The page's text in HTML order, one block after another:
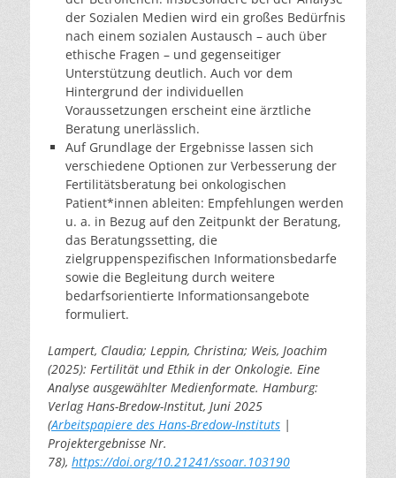
der Sozialen Medien wird ein großes Bedürfnis
nach einem sozialen Austausch – auch über
ethische Fragen – und gegenseitiger
Unterstützung deutlich. Auch vor dem
Hintergrund der individuellen
Voraussetzungen erscheint eine ärztliche
Beratung unerlässlich.
Auf Grundlage der Ergebnisse lassen sich
verschiedene Optionen zur Verbesserung der
Fertilitätsberatung bei onkologischen
Patient*innen ableiten: Empfehlungen werden
u. a. in Bezug auf den Zeitpunkt der Beratung,
das Beratungssetting, die
zielgruppenspezifischen Informationsbedarfe
sowie die Begleitung durch weitere
bedarfsorientierte Informationsangebote
formuliert.
Lampert, Claudia; Leppin, Christina; Weis, Joachim
(2025): Fertilität und Ethik in der Onkologie. Eine
Analyse ausgewählter Medienformate. Hamburg:
Verlag Hans-Bredow-Institut, Juni 2025
(Arbeitspapiere des Hans-Bredow-Instituts |
Projektergebnisse Nr.
78), https://doi.org/10.21241/ssoar.103190